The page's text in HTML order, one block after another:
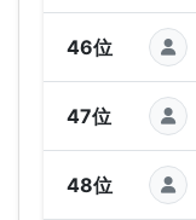
46位
47位
48位